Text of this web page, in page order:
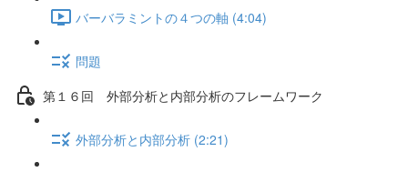
バーバラミントの４つの軸 (4:04)
問題
第１６回 外部分析と内部分析のフレームワーク
外部分析と内部分析 (2:21)